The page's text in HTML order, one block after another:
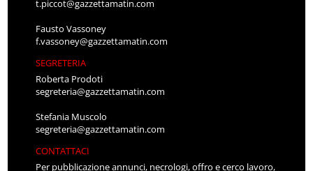
t.piccot@gazzettamatin.com
Fausto Vassoney
f.vassoney@gazzettamatin.com
SEGRETERIA
Roberta Prodoti
segreteria@gazzettamatin.com
Stefania Muscolo
segreteria@gazzettamatin.com
CONTATTACI
Per pubblicazione annunci, necrologi, offro e cerco lavoro,